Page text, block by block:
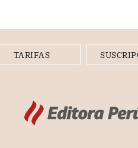
TARIFAS